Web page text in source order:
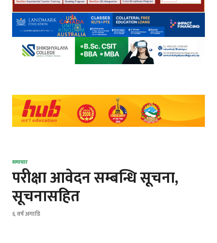
समाचार
परीक्षा आवेदन सम्बन्धि सूचना,
सूचनासहित
६ वर्ष अगाडि